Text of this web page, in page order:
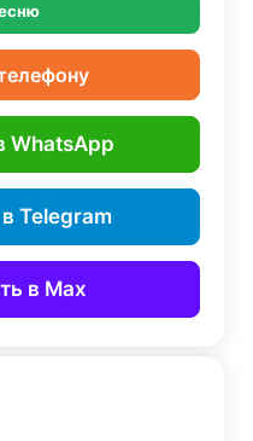
WhatsApp
Telegram
в Max